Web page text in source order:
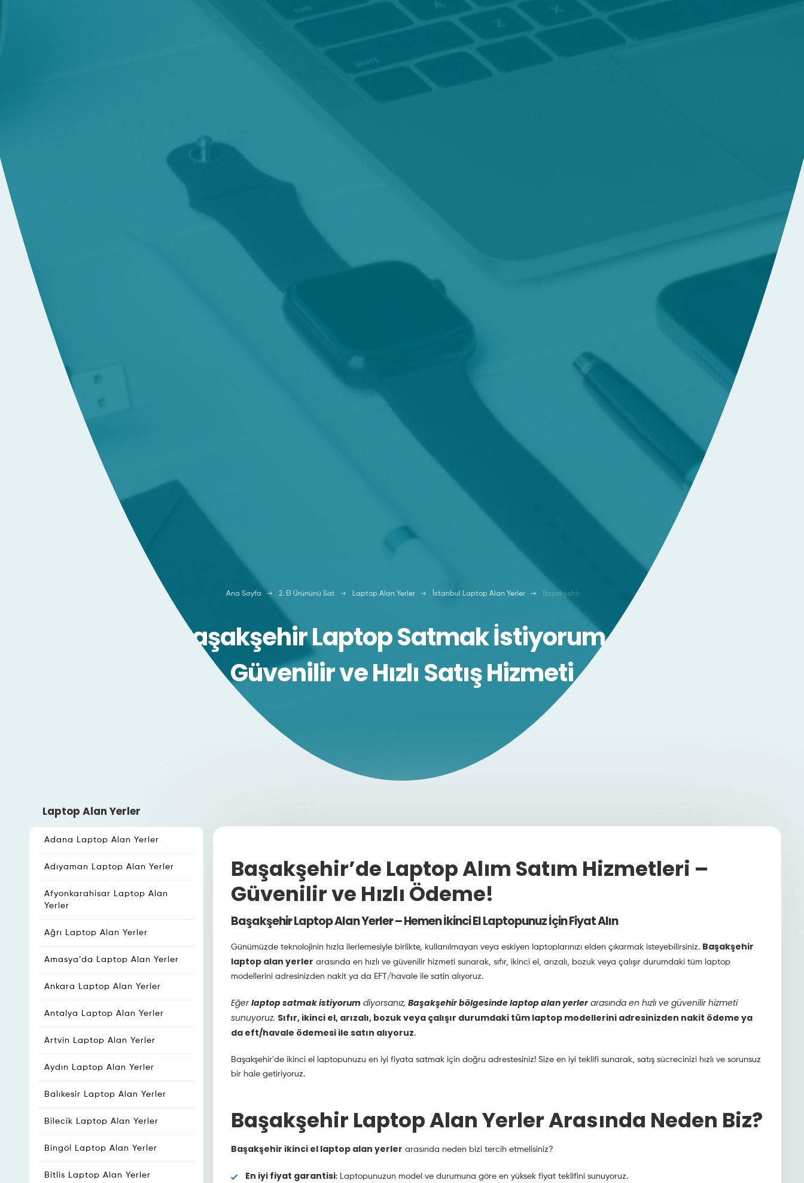
Ana Sayfa 2. El Ürününü Sat Laptop Alan Yerler İstanbul Laptop Alan Yerler Başakşehir
Başakşehir Laptop Satmak İstiyorum –
Güvenilir ve Hızlı Satış Hizmeti
Başakşehir’de Laptop Alım Satım Hizmetleri –
Güvenilir ve Hızlı Ödeme!
Başakşehir Laptop Alan Yerler – Hemen İkinci El Laptopunuz İçin Fiyat Alın
Günümüzde teknolojinin hızla ilerlemesiyle birlikte, kullanılmayan veya eskiyen laptoplarınızı elden çıkarmak isteyebilirsiniz. Başakşehir
laptop alan yerler arasında en hızlı ve güvenilir hizmeti sunarak, sıfır, ikinci el, arızalı, bozuk veya çalışır durumdaki tüm laptop
modellerini adresinizden nakit ya da EFT/havale ile satin alıyoruz.
Eğerlaptop satmak istiyorumdiyorsanız, Başakşehir bölgesinde laptop alan yerlerarasında en hızlı ve güvenilir hizmeti
sunuyoruz. Sıfır, ikinci el, arızalı, bozuk veya çalışır durumdaki tüm laptop modelleriniadresinizden nakit ödeme ya
da eft/havale ödemesi ile satın alıyoruz.
Başakşehir'de ikinci el laptopunuzu en iyi fiyata satmak için doğru adrestesiniz! Size en iyi teklifi sunarak, satış sücrecinizi hızlı ve sorunsuz
bir hale getiriyoruz.
Başakşehir Laptop Alan Yerler Arasında Neden Biz?
Başakşehir ikinci el laptop alan yerler arasında neden bizi tercih etmelisiniz?
En iyi fiyat garantisi: Laptopunuzun model ve durumuna göre en yüksek fiyat teklifini sunuyoruz.
Laptop Alan Yerler
Adana Laptop Alan Yerler
Adıyaman Laptop Alan Yerler
Afyonkarahisar Laptop Alan
Yerler
Ağrı Laptop Alan Yerler
Amasya’da Laptop Alan Yerler
Ankara Laptop Alan Yerler
Antalya Laptop Alan Yerler
Artvin Laptop Alan Yerler
Aydın Laptop Alan Yerler
Balıkesir Laptop Alan Yerler
Bilecik Laptop Alan Yerler
Bingöl Laptop Alan Yerler
Bitlis Laptop Alan Yerler